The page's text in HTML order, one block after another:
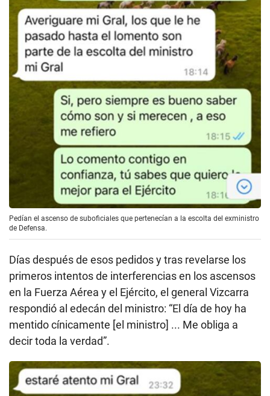
Pedían el ascenso de suboficiales que pertenecían a la escolta del exministro
de Defensa.
Días después de esos pedidos y tras revelarse los
primeros intentos de interferencias en los ascensos
en la Fuerza Aérea y el Ejército, el general Vizcarra
respondió al edecán del ministro: “El día de hoy ha
mentido cínicamente [el ministro] ... Me obliga a
decir toda la verdad”.